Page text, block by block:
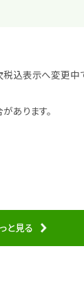
込表示へ変更中
あります。
と見る